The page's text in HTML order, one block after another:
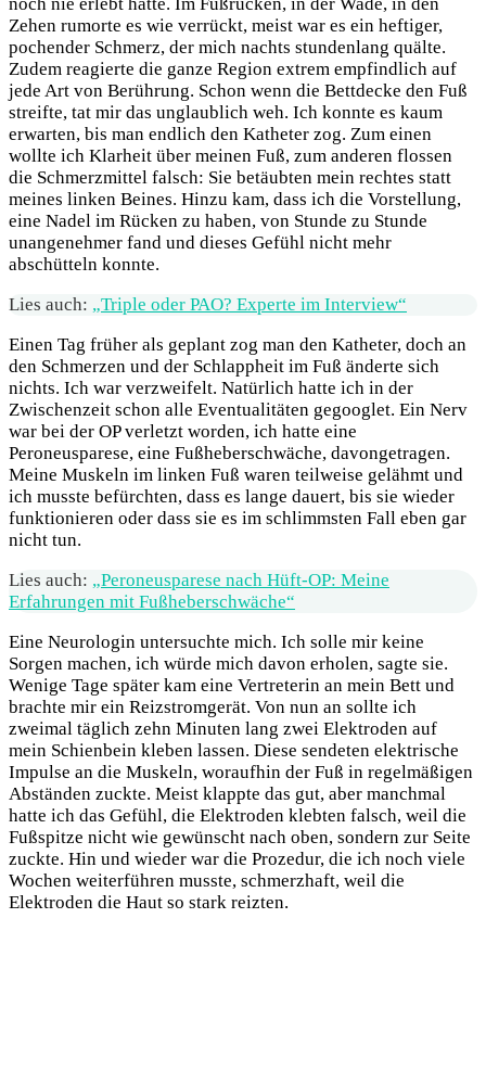
Zehen rumorte es wie verrückt, meist war es ein heftiger,
pochender Schmerz, der mich nachts stundenlang quälte.
Zudem reagierte die ganze Region extrem empfindlich auf
jede Art von Berührung. Schon wenn die Bettdecke den Fuß
streifte, tat mir das unglaublich weh. Ich konnte es kaum
erwarten, bis man endlich den Katheter zog. Zum einen
wollte ich Klarheit über meinen Fuß, zum anderen flossen
die Schmerzmittel falsch: Sie betäubten mein rechtes statt
meines linken Beines. Hinzu kam, dass ich die Vorstellung,
eine Nadel im Rücken zu haben, von Stunde zu Stunde
unangenehmer fand und dieses Gefühl nicht mehr
abschütteln konnte.
Lies auch: „Triple oder PAO? Experte im Interview“
Einen Tag früher als geplant zog man den Katheter, doch an
den Schmerzen und der Schlappheit im Fuß änderte sich
nichts. Ich war verzweifelt. Natürlich hatte ich in der
Zwischenzeit schon alle Eventualitäten gegooglet. Ein Nerv
war bei der OP verletzt worden, ich hatte eine
Peroneusparese, eine Fußheberschwäche, davongetragen.
Meine Muskeln im linken Fuß waren teilweise gelähmt und
ich musste befürchten, dass es lange dauert, bis sie wieder
funktionieren oder dass sie es im schlimmsten Fall eben gar
nicht tun.
Lies auch: „Peroneusparese nach Hüft-OP: Meine
Erfahrungen mit Fußheberschwäche“
Eine Neurologin untersuchte mich. Ich solle mir keine
Sorgen machen, ich würde mich davon erholen, sagte sie.
Wenige Tage später kam eine Vertreterin an mein Bett und
brachte mir ein Reizstromgerät. Von nun an sollte ich
zweimal täglich zehn Minuten lang zwei Elektroden auf
mein Schienbein kleben lassen. Diese sendeten elektrische
Impulse an die Muskeln, woraufhin der Fuß in regelmäßigen
Abständen zuckte. Meist klappte das gut, aber manchmal
hatte ich das Gefühl, die Elektroden klebten falsch, weil die
Fußspitze nicht wie gewünscht nach oben, sondern zur Seite
zuckte. Hin und wieder war die Prozedur, die ich noch viele
Wochen weiterführen musste, schmerzhaft, weil die
Elektroden die Haut so stark reizten.